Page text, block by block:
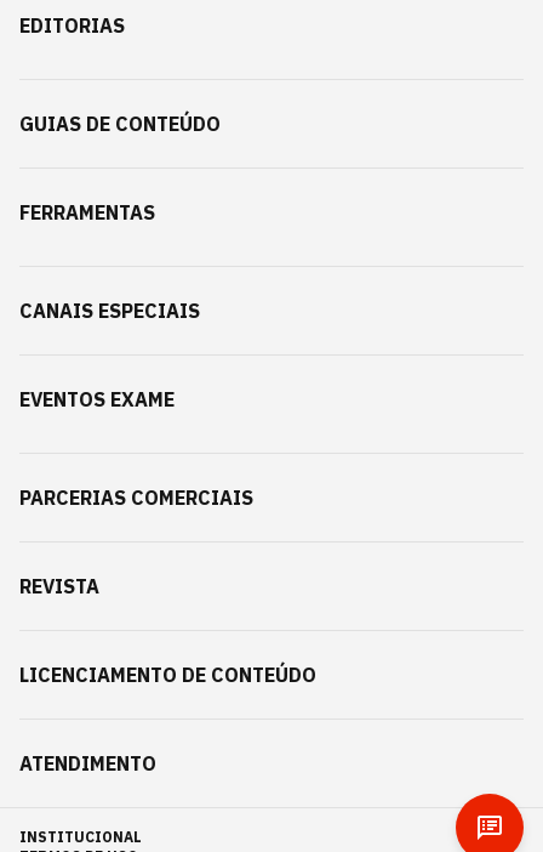
EDITORIAS
GUIAS DE CONTEÚDO
FERRAMENTAS
CANAIS ESPECIAIS
EVENTOS EXAME
PARCERIAS COMERCIAIS
REVISTA
LICENCIAMENTO DE CONTEÚDO
ATENDIMENTO
INSTITUCIONAL